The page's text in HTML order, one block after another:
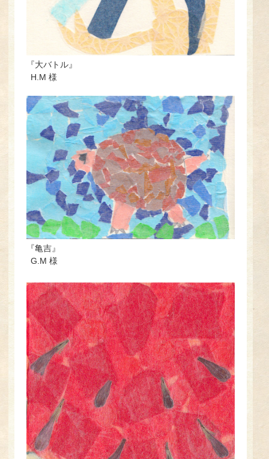
『大バトル』
H.M 様
『亀吉』
G.M 様